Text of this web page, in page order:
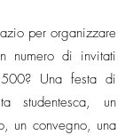
per organizzare
numero di invitati
Una festa di
studentesca, un
un convegno, una